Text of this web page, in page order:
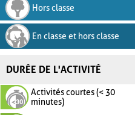
Hors classe
En classe et hors classe
DURÉE DE L'ACTIVITÉ
Activités courtes (< 30
minutes)